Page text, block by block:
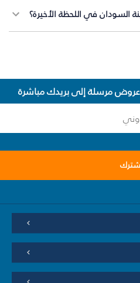
السودان في اللحظة الأخيرة؟
مرسلة إلى بريدك مباشرة